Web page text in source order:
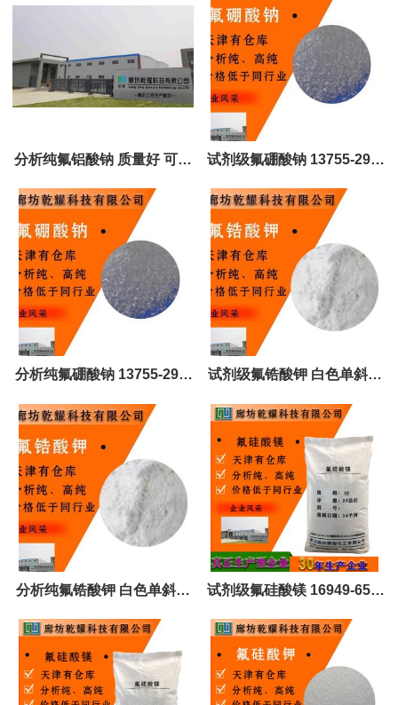
分析纯氟铝酸钠 质量好 可定
制 全国可售 试剂大包装
试剂级氟硼酸钠 13755-29-8
白色或无色结晶 全国可售
分析纯氟硼酸钠 13755-29-8
白色或无色结晶 全国可售
试剂级氟锆酸钾 白色单斜结
晶 16923-95-8 全国可售
分析纯氟锆酸钾 白色单斜结
晶 16923-95-8 全国可售
试剂级氟硅酸镁 16949-65-8
结晶 可定制 全国可售